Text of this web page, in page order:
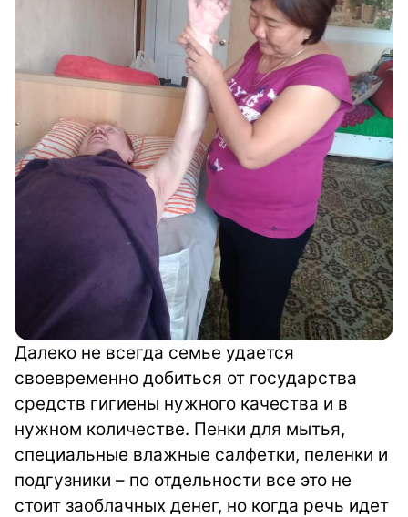
Далеко не всегда семье удается
своевременно добиться от государства
средств гигиены нужного качества и в
нужном количестве. Пенки для мытья,
специальные влажные салфетки, пеленки и
подгузники – по отдельности все это не
стоит заоблачных денег, но когда речь идет